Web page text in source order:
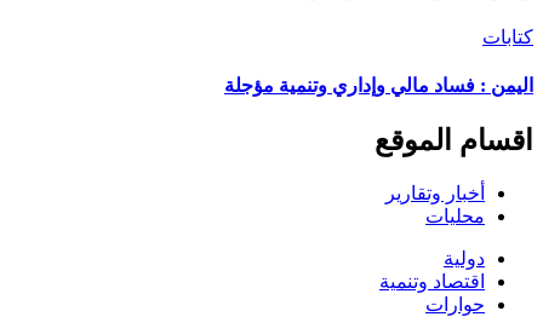
كتابات
اليمن : فساد مالي وإداري وتنمية مؤجلة
اقسام الموقع
أخبار وتقارير
محليات
دولية
اقتصاد وتنمية
حوارات